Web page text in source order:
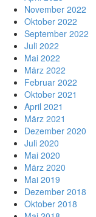
November 2022
Oktober 2022
September 2022
Juli 2022
Mai 2022
März 2022
Februar 2022
Oktober 2021
April 2021
März 2021
Dezember 2020
Juli 2020
Mai 2020
März 2020
Mai 2019
Dezember 2018
Oktober 2018